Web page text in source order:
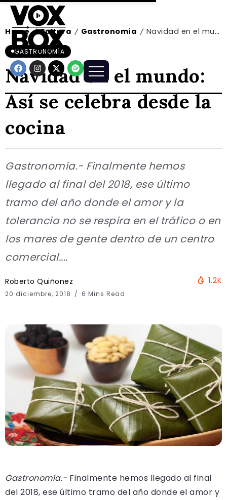
Home / Cultura / Gastronomía / Navidad en el mundo: Así se celebra desde la cocina
GASTRONOMÍA
Navidad en el mundo:
Así se celebra desde la
cocina
Gastronomía.- Finalmente hemos
llegado al final del 2018, ese último
tramo del año donde el amor y la
tolerancia no se respira en el tráfico o en
los mares de gente dentro de un centro
comercial....
Roberto Quiñonez
20 diciembre, 2018 6 Mins Read
1.2K
Gastronomía.- Finalmente hemos llegado al final
del 2018, ese último tramo del año donde el amor y